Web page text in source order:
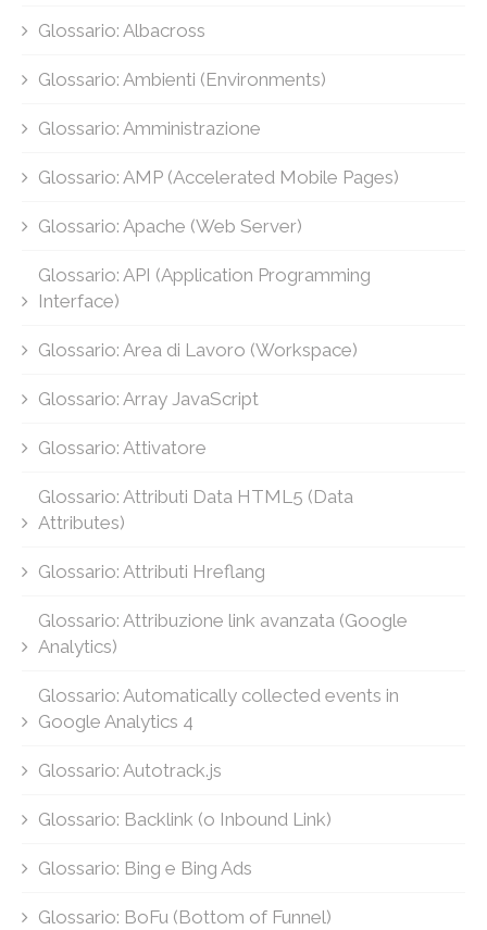
Glossario: Albacross
Glossario: Ambienti (Environments)
Glossario: Amministrazione
Glossario: AMP (Accelerated Mobile Pages)
Glossario: Apache (Web Server)
Glossario: API (Application Programming
Interface)
Glossario: Area di Lavoro (Workspace)
Glossario: Array JavaScript
Glossario: Attivatore
Glossario: Attributi Data HTML5 (Data
Attributes)
Glossario: Attributi Hreflang
Glossario: Attribuzione link avanzata (Google
Analytics)
Glossario: Automatically collected events in
Google Analytics 4
Glossario: Autotrack.js
Glossario: Backlink (o Inbound Link)
Glossario: Bing e Bing Ads
Glossario: BoFu (Bottom of Funnel)